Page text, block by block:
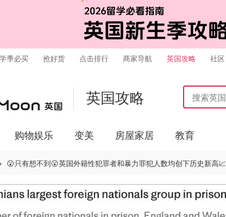
季必买 抢好货 点击排行 商家导航 英国攻略 社区
英国攻略
购物娱乐 变美 房屋家居 教育
😮只有想不到😮英国外籍性犯罪者和暴力罪犯人数均创下历史新高📈